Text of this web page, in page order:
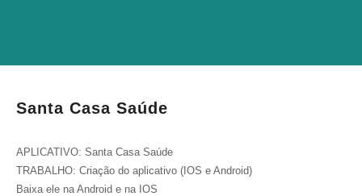
Santa Casa Saúde
APLICATIVO: Santa Casa Saúde
TRABALHO: Criação do aplicativo (IOS e Android)
Baixa ele na Android e na IOS